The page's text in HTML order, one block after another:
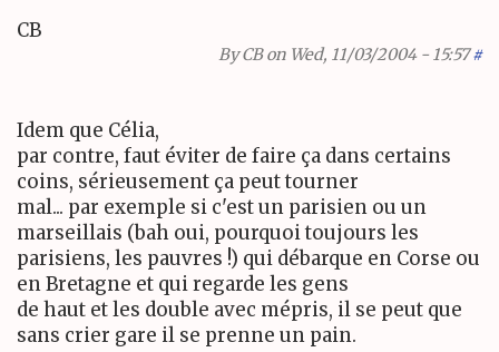
CB
ByCBon Wed, 11/03/2004 - 15:57 #
Idem que Célia,
par contre, faut éviter de faire ça dans certains
coins, sérieusement ça peut tourner
mal... par exemple si c'est un parisien ou un
marseillais (bah oui, pourquoi toujours les
parisiens, les pauvres !) qui débarque en Corse ou
en Bretagne et qui regarde les gens
de haut et les double avec mépris, il se peut que
sans crier gare il se prenne un pain.